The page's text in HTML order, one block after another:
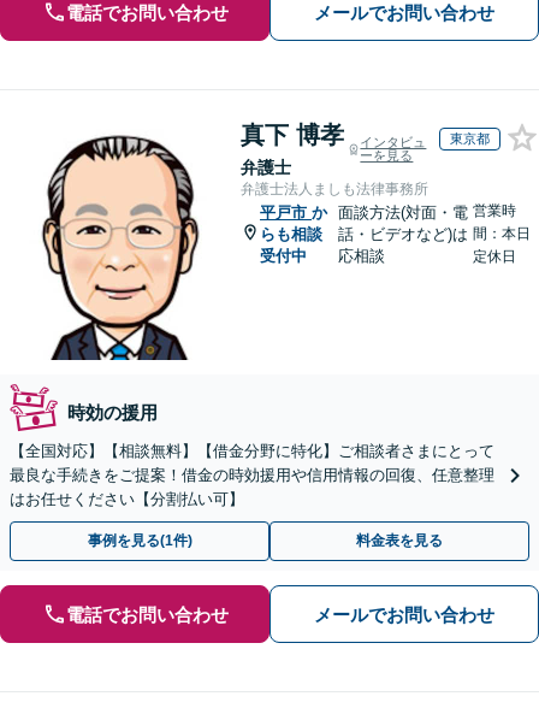
電話でお問い合わせ メールでお問い合わせ
真下 博孝
弁護士
インタビュ
ーを見る
東京都
弁護士法人ましも法律事務所
平戸市 か
らも相談
受付中
面談方法(対面・電
話・ビデオなど)は
応相談
営業時
間：本日
定休日
時効の援用
【全国対応】【相談無料】【借金分野に特化】ご相談者さまにとって
最良な手続きをご提案！借金の時効援用や信用情報の回復、任意整理
はお任せください【分割払い可】
事例を見る(1件) 料金表を見る
電話でお問い合わせ メールでお問い合わせ